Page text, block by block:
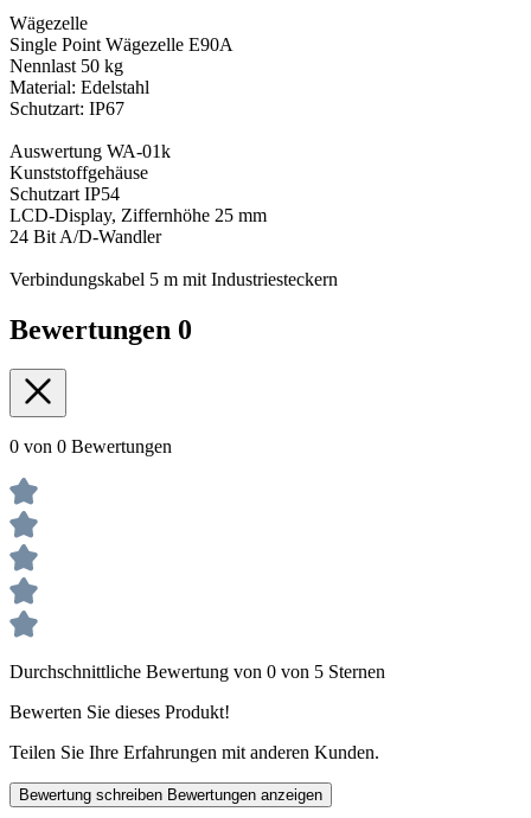
Wägezelle
Single Point Wägezelle E90A
Nennlast 50 kg
Material: Edelstahl
Schutzart: IP67
Auswertung WA-01k
Kunststoffgehäuse
Schutzart IP54
LCD-Display, Ziffernhöhe 25 mm
24 Bit A/D-Wandler
Verbindungskabel 5 m mit Industriesteckern
Bewertungen 0
0 von 0 Bewertungen
Durchschnittliche Bewertung von 0 von 5 Sternen
Bewerten Sie dieses Produkt!
Teilen Sie Ihre Erfahrungen mit anderen Kunden.
Bewertung schreiben Bewertungen anzeigen